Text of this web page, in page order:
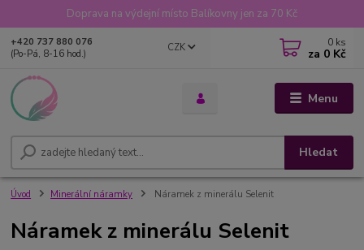
Doprava na výdejní místo Balíkovny jen za 70 Kč
Menu
CZK
Hledat
+420 737 880 076
(Po-Pá, 8-16 hod.)
0 ks
za 0 Kč
Úvod Minerální náramky Náramek z minerálu Selenit
Náramek z minerálu Selenit